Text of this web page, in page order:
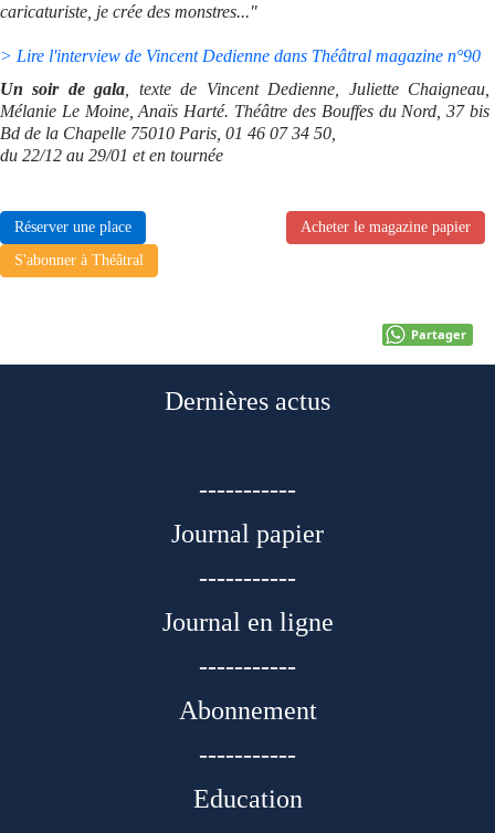
caricaturiste, je crée des monstres..."
> Lire l'interview de Vincent Dedienne dans Théâtral magazine n°90
Un soir de gala , texte de Vincent Dedienne, Juliette Chaigneau,
Mélanie Le Moine, Anaïs Harté. Théâtre des Bouffes du Nord, 37 bis
Bd de la Chapelle 75010 Paris, 01 46 07 34 50,
du 22/12 au 29/01 et en tournée
Réserver une place
Acheter le magazine papier
S'abonner à Théâtral
Partager
Dernières actus
-----------
Journal papier
-----------
Journal en ligne
-----------
Abonnement
-----------
Education